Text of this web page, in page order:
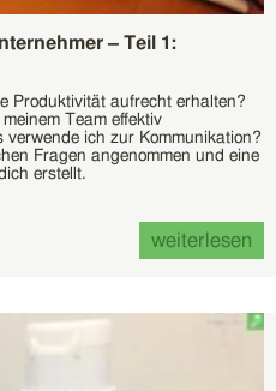
– Teil 1:
Produktivität aufrecht erhalten?
Team effektiv
verwende ich zur Kommunikation?
Fragen angenommen und eine
erstellt.
weiterlesen